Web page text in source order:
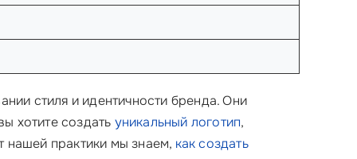
стиля и идентичности бренда. Они
хотите создать уникальный логотип,
нашей практики мы знаем, как создать